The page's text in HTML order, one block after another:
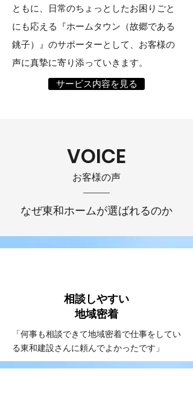
ともに、日常のちょっとしたお困りごと
にも応える『ホームタウン（故郷である
銚子）』のサポーターとして、お客様の
声に真摯に寄り添っていきます。
サービス内容を見る
VOICE
お客様の声
なぜ東和ホームが選ばれるのか
相談しやすい
​地域密着
「何事も相談できて地域密着で仕事をしてい
る東和建設さんに頼んでよかったです」